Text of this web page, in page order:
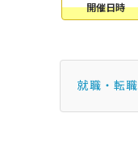
開催日時
就職・転